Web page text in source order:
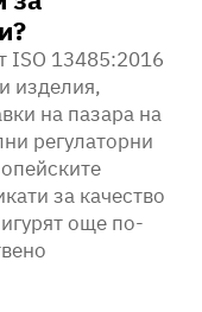
ISO 13485:2016
изделия,
на пазара на
регулаторни
за качество
още по-